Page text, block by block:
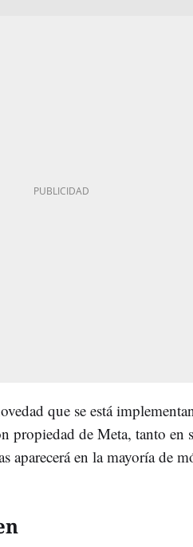
que se está
propiedad de Meta, tanto en
aparecerá en la mayoría de